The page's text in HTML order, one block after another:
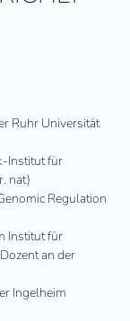
Ruhr Universität
Institut für
nat)
Regulation
Institut für
an der
Ingelheim